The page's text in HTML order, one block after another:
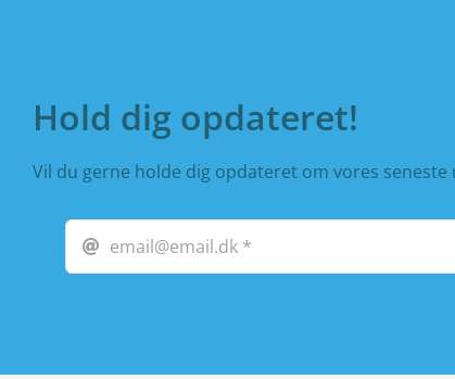
Hold dig opdateret!
Vil du gerne holde dig opdateret om vores